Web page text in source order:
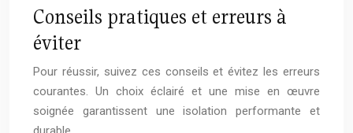
Conseils pratiques et erreurs à
éviter
Pour réussir, suivez ces conseils et évitez les erreurs
courantes. Un choix éclairé et une mise en œuvre
soignée garantissent une isolation performante et